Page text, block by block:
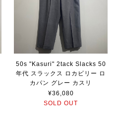
50s "Kasuri" 2tack Slacks 50
年代 スラックス ロカビリー ロ
カパン グレー カスリ
¥36,080
SOLD OUT